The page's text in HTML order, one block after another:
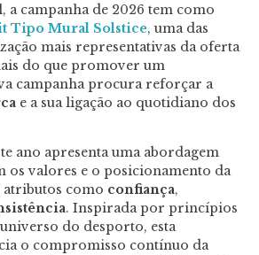
a campanha de 2026 tem como
Tipo Mural Solstice, uma das
mais representativas da oferta
do que promover um
campanha procura reforçar a
e a sua ligação ao quotidiano dos
ano apresenta uma abordagem
os valores e o posicionamento da
como confiança,
. Inspirada por princípios
do desporto, esta
o compromisso contínuo da